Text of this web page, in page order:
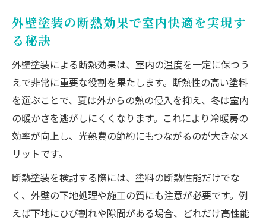
外壁塗装の断熱効果で室内快適を実現す
る秘訣
外壁塗装による断熱効果は、室内の温度を一定に保つう
えで非常に重要な役割を果たします。断熱性の高い塗料
を選ぶことで、夏は外からの熱の侵入を抑え、冬は室内
の暖かさを逃がしにくくなります。これにより冷暖房の
効率が向上し、光熱費の節約にもつながるのが大きなメ
リットです。
断熱塗装を検討する際には、塗料の断熱性能だけでな
く、外壁の下地処理や施工の質にも注意が必要です。例
えば下地にひび割れや隙間がある場合、どれだけ高性能